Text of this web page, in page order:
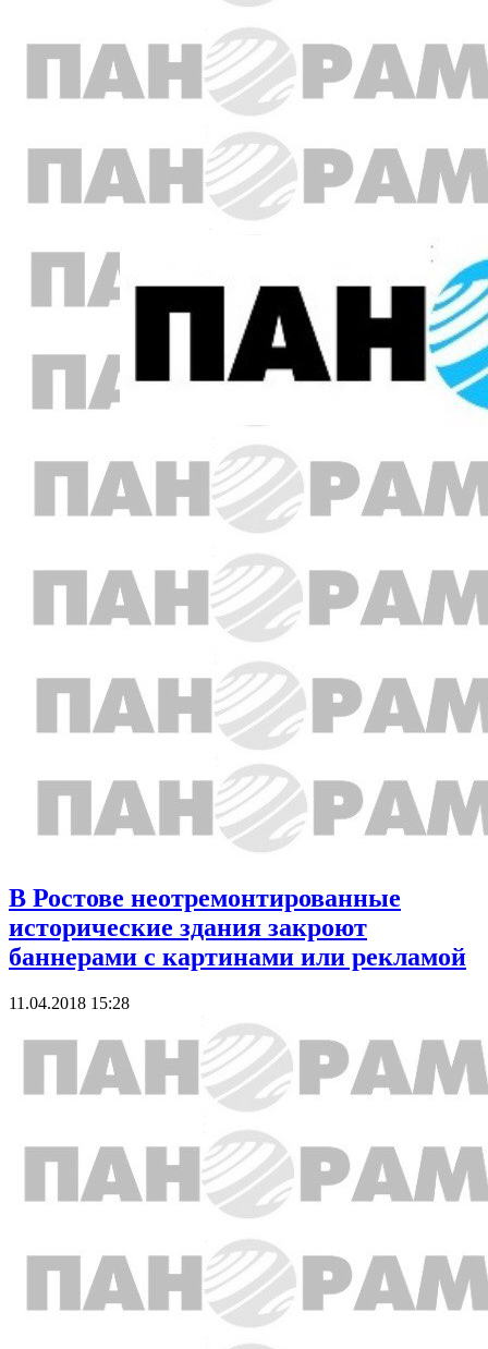
В Ростове неотремонтированные
исторические здания закроют
баннерами с картинами или рекламой
11.04.2018 15:28